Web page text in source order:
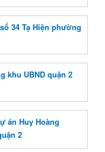
34 Tạ Hiện phường
khu UBND quận 2
án Huy Hoàng
2